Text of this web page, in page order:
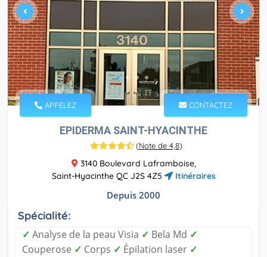
APPELEZ CONTACTEZ
EPIDERMA SAINT-HYACINTHE
(Note de 4,8)
3140 Boulevard Laframboise,
Saint-Hyacinthe QC J2S 4Z5
Itinéraires
Depuis 2000
Spécialité:
✓ Analyse de la peau Visia ✓ Bela Md ✓
Couperose ✓ Corps ✓ Épilation laser ✓